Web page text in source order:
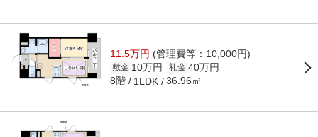
11.5万円 (管理費等：10,000円)
敷金 10万円 礼金 40万円
8階 1LDK 36.96㎡